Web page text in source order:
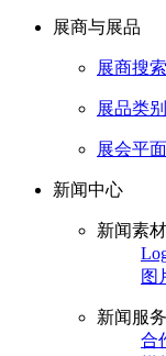
展商与展品
展商搜索
展品类别
展会平
新闻中心
新闻素材
图
新闻服务
合